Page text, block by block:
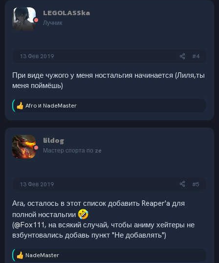
и
LEGOLASSka
Лучник
13 Фев 2019 #4
При виде чужого у меня ностальгия начинается (Лиля,ты
меня поймёшь)
Р
ц
и
и
Afroи NadeMaster
lildog
Мастер спорта по ze
13 Фев 2019 #5
Ага, осталось в этот список добавить Reaper'a для
полной ностальгии
(@Fox111, на всякий случай, чтобы аниму хейтеры не
взбунтовались добавь пункт "Не добавлять")
Р
NadeMaster